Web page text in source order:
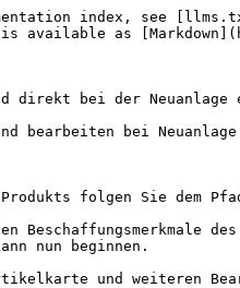
index, see
is available as
direkt bei der
bearbeiten bei
folgen Sie dem
Beschaffungsmerkmale
nun beginnen.
und weiteren